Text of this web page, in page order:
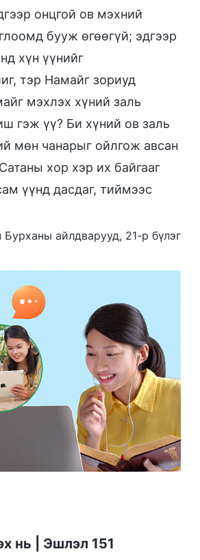
онцгой ов мэхний
бууж өгөөгүй; эдгээр
хүн үүнийг
тэр Намайг зориуд
мэхлэх хүний заль
гэж үү? Би хүний ов заль
мөн чанарыг ойлгож авсан
хор хэр их байгааг
үүнд дасдаг, тиймээс
айлдварууд, 21-р бүлэг
нь | Эшлэл 151